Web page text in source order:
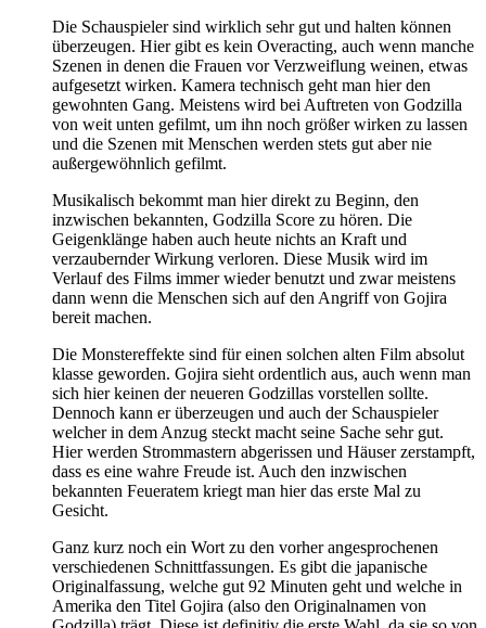
Die Schauspieler sind wirklich sehr gut und halten können
überzeugen. Hier gibt es kein Overacting, auch wenn manche
Szenen in denen die Frauen vor Verzweiflung weinen, etwas
aufgesetzt wirken. Kamera technisch geht man hier den
gewohnten Gang. Meistens wird bei Auftreten von Godzilla
von weit unten gefilmt, um ihn noch größer wirken zu lassen
und die Szenen mit Menschen werden stets gut aber nie
außergewöhnlich gefilmt.
Musikalisch bekommt man hier direkt zu Beginn, den
inzwischen bekannten, Godzilla Score zu hören. Die
Geigenklänge haben auch heute nichts an Kraft und
verzaubernder Wirkung verloren. Diese Musik wird im
Verlauf des Films immer wieder benutzt und zwar meistens
dann wenn die Menschen sich auf den Angriff von Gojira
bereit machen.
Die Monstereffekte sind für einen solchen alten Film absolut
klasse geworden. Gojira sieht ordentlich aus, auch wenn man
sich hier keinen der neueren Godzillas vorstellen sollte.
Dennoch kann er überzeugen und auch der Schauspieler
welcher in dem Anzug steckt macht seine Sache sehr gut.
Hier werden Strommastern abgerissen und Häuser zerstampft,
dass es eine wahre Freude ist. Auch den inzwischen
bekannten Feueratem kriegt man hier das erste Mal zu
Gesicht.
Ganz kurz noch ein Wort zu den vorher angesprochenen
verschiedenen Schnittfassungen. Es gibt die japanische
Originalfassung, welche gut 92 Minuten geht und welche in
Amerika den Titel Gojira (also den Originalnamen von